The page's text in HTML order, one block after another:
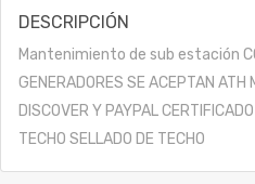
DESCRIPCIÓN
Mantenimiento de sub estación
GENERADORES SE ACEPTAN ATH
DISCOVER Y PAYPAL
TECHO SELLADO DE TECHO